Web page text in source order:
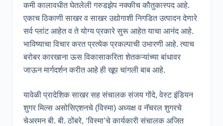
कमी कालावधीत घेतलेली गरुडझेप नक्कीच कौतुकास्पद आहे.
एकाच ठिकाणी साखर व साखर उद्योगाशी निगडित उत्पादन देणारे
सर्व प्लांट आहेत व ते योग्य प्रकारे सुरू आहेत याचा आनंद आहे.
भाविष्याचा विचार करत प्रत्येक प्रकल्पाची उभारणी आहे. त्याच
बरोबर कारखाना ऊस विकासाकरिता शेतकऱ्यांच्या बांधावर
जाऊन मार्गदर्शन करीत आहे ही खूप चांगली बाब आहे.
यावेळी प्रादेशिक साखर सह संचालक संजय गोंदे, वेस्ट इंडियन
शुगर मिल्स असोसिएशनचे (विस्मा) अध्यक्ष व नॅचरल शुगरचे
चेअरमन बी. बी. ठोंबरे, ‘विस्मा’चे कार्यकारी संचालक अजित